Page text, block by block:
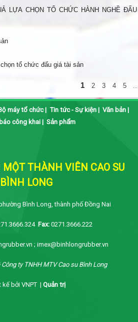
LỰA CHỌN TỔ CHỨC HÀNH NGHỀ ĐẤU
tổ chức đấu giá tài sản
1 2 3 4 5 ...
máy tổ chức| Tin tức - Sự kiện| Văn bản|
công khai| Sản phẩm
THÀNH VIÊN CAO SU
BÌNH LONG
Bình Long, thành phố Đồng Nai
Fax: 0271.3666.222
; imex@binhlongrubber.vn
ty TNHH MTV Cao su Bình Long
kế bởi VNPT | Quản trị